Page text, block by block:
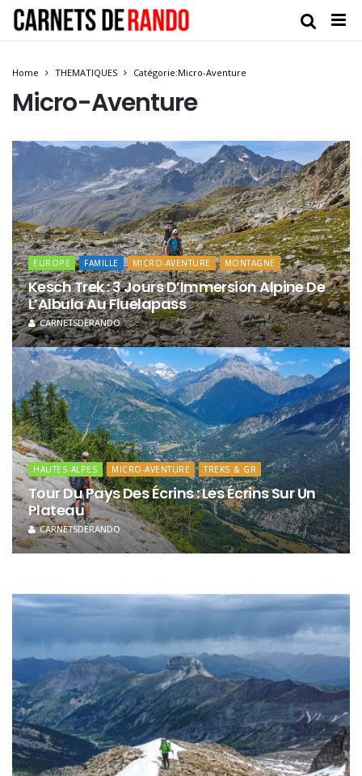
Home THEMATIQUES Catégorie:Micro-Aventure
Micro-Aventure
EUROPE FAMILLE MICRO-AVENTURE MONTAGNE
Kesch Trek : 3 Jours D’Immersion Alpine De
L’Albula Au Fluelapass
CARNETSDERANDO
HAUTES-ALPES MICRO-AVENTURE TREKS & GR
Tour Du Pays Des Écrins : Les Écrins Sur Un
Plateau
CARNETSDERANDO